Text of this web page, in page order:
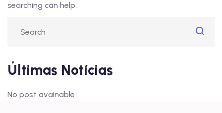
searching can help.
Últimas Notícias
No post avainable